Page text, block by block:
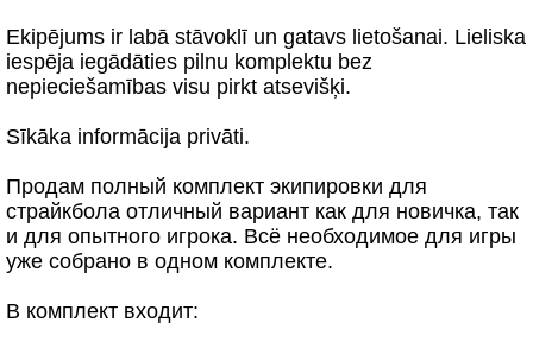
Ekipējums ir labā stāvoklī un gatavs lietošanai. Lieliska
iespēja iegādāties pilnu komplektu bez
nepieciešamības visu pirkt atsevišķi.
Sīkāka informācija privāti.
Продам полный комплект экипировки для
страйкбола отличный вариант как для новичка, так
и для опытного игрока. Всё необходимое для игры
уже собрано в одном комплекте.
В комплект входит: